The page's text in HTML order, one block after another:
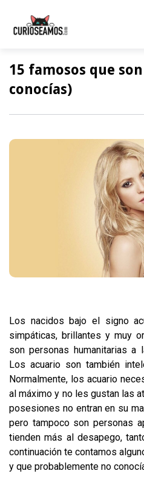
15 famosos que
conocías)
Los nacidos bajo el signo
simpáticas, brillantes y muy
son personas humanitarias a
Los acuario son también
Normalmente, los acuario
al máximo y no les gustan las
posesiones no entran en su
pero tampoco son personas
tienden más al desapego,
continuación te contamos
y que probablemente no